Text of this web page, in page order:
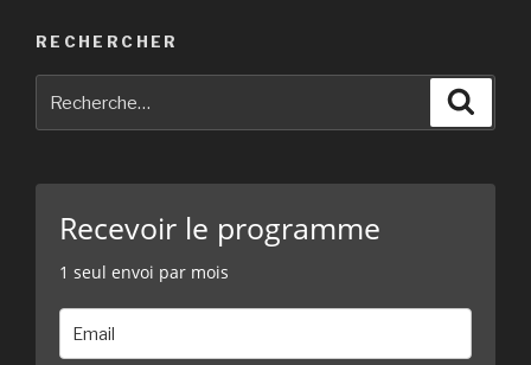
RECHERCHER
Recevoir le programme
1 seul envoi par mois